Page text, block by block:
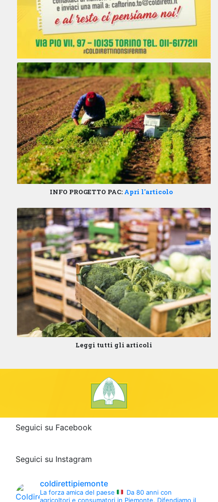
INFO PROGETTO PAC:Apri l'articolo
Leggi tutti gli articoli
Seguici su Facebook
Seguici su Instagram
coldirettipiemonte
La forza amica del paese
Da 80 anni con
agricoltori e consumatori in Piemonte. Difendiamo il